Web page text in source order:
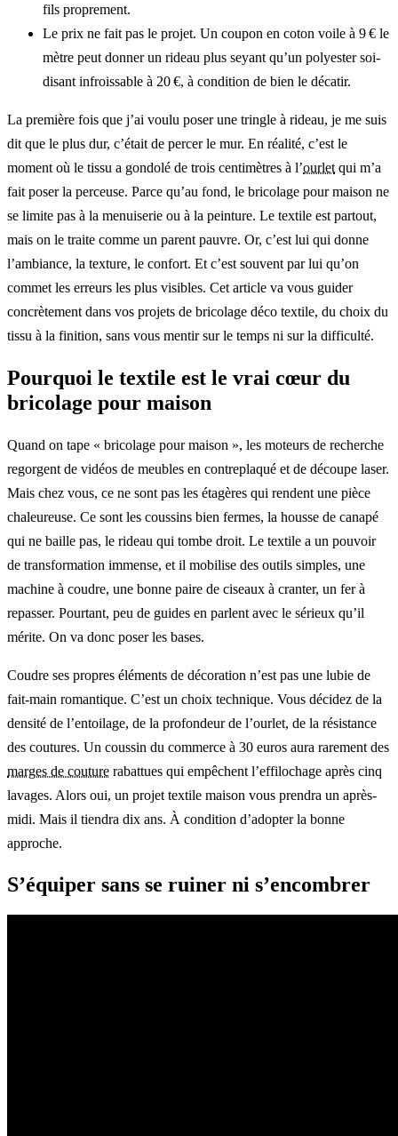
fils proprement.
Le prix ne fait pas le projet. Un coupon en coton voile à 9 € le
mètre peut donner un rideau plus seyant qu’un polyester soi-
disant infroissable à 20 €, à condition de bien le décatir.
La première fois que j’ai voulu poser une tringle à rideau, je me suis
dit que le plus dur, c’était de percer le mur. En réalité, c’est le
moment où le tissu a gondolé de trois centimètres à l’ourlet qui m’a
fait poser la perceuse. Parce qu’au fond, le bricolage pour maison ne
se limite pas à la menuiserie ou à la peinture. Le textile est partout,
mais on le traite comme un parent pauvre. Or, c’est lui qui donne
l’ambiance, la texture, le confort. Et c’est souvent par lui qu’on
commet les erreurs les plus visibles. Cet article va vous guider
concrètement dans vos projets de bricolage déco textile, du choix du
tissu à la finition, sans vous mentir sur le temps ni sur la difficulté.
Pourquoi le textile est le vrai cœur du
bricolage pour maison
Quand on tape « bricolage pour maison », les moteurs de recherche
regorgent de vidéos de meubles en contreplaqué et de découpe laser.
Mais chez vous, ce ne sont pas les étagères qui rendent une pièce
chaleureuse. Ce sont les coussins bien fermes, la housse de canapé
qui ne baille pas, le rideau qui tombe droit. Le textile a un pouvoir
de transformation immense, et il mobilise des outils simples, une
machine à coudre, une bonne paire de ciseaux à cranter, un fer à
repasser. Pourtant, peu de guides en parlent avec le sérieux qu’il
mérite. On va donc poser les bases.
Coudre ses propres éléments de décoration n’est pas une lubie de
fait-main romantique. C’est un choix technique. Vous décidez de la
densité de l’entoilage, de la profondeur de l’ourlet, de la résistance
des coutures. Un coussin du commerce à 30 euros aura rarement des
marges de couture rabattues qui empêchent l’effilochage après cinq
lavages. Alors oui, un projet textile maison vous prendra un après-
midi. Mais il tiendra dix ans. À condition d’adopter la bonne
approche.
S’équiper sans se ruiner ni s’encombrer